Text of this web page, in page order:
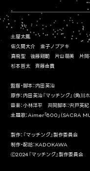
土屋太鳳
佐久間大介 金子ノブアキ
真飛聖 後藤剛範 片山萌美 片岡
杉本哲太 斉藤由貴
監督・脚本：内田英治
原作：内田英治『マッチング』（角川
音楽：小林洋平 共同脚本：宍戸英紀
主題歌：Aimer「800」（SACRA
製作：『マッチング』製作委員会
制作・配給：KADOKAWA
Ⓒ2024『マッチング』製作委員会